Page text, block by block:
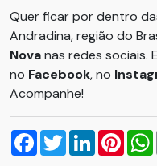
Quer ficar por dentro
Andradina, região do
Novanas redes sociais.
no Facebook, no
Acompanhe!
Facebook
TwitterLinkedIn